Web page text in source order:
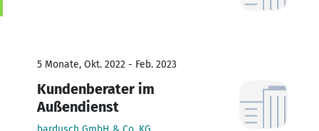
5 Monate, Okt. 2022 - Feb. 2023
Kundenberater im
Außendienst